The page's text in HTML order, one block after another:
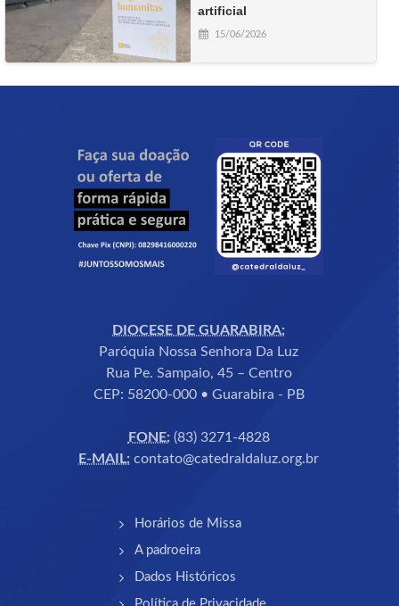
artificial
15/06/2026
DIOCESE DE GUARABIRA:
Paróquia Nossa Senhora Da Luz
Rua Pe. Sampaio, 45 – Centro
CEP: 58200-000 • Guarabira - PB
FONE:(83) 3271-4828
E-MAIL: contato@catedraldaluz.org.br
Horários de Missa
A padroeira
Dados Históricos